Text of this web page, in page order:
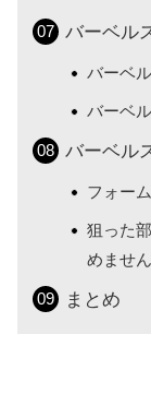
バーベル
バーベル
バーベ
バーベル
フォー
狙った
めません
まとめ